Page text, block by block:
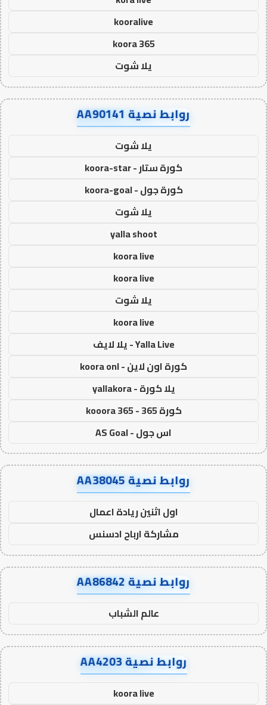
kooralive
koora 365
يلا شوت
روابط نصية AA90141
يلا شوت
كورة ستار - koora-star
كورة جول - koora-goal
يلا شوت
yalla shoot
koora live
koora live
يلا شوت
koora live
Yalla Live - يلا لايف
كورة اون لاين - koora onl
يلا كورة - yallakora
كورة 365 - kooora 365
اس جول - AS Goal
روابط نصية AA38045
اول اثنين ريادة اعمال
مشاركة ارباح ادسنس
روابط نصية AA86842
عالم الشباب
روابط نصية AA4203
koora live